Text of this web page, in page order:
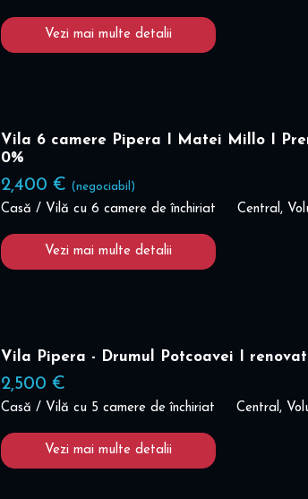
Vezi mai multe detalii
Vila 6 camere Pipera I Matei Millo I
0%
2,400 € (negociabil)
Casă / Vilă cu 6 camere de închiriat Central,
Vezi mai multe detalii
Vila Pipera - Drumul Potcoavei I
2,500 €
Casă / Vilă cu 5 camere de închiriat Central,
Vezi mai multe detalii